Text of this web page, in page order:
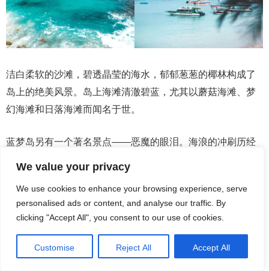
We value your privacy
We use cookies to enhance your browsing experience, serve
personalised ads or content, and analyse our traffic. By
clicking "Accept All", you consent to our use of cookies.
Customise Reject All Accept All
洁白柔软的沙滩，碧透晶莹的海水，郁郁葱葱的椰林构成了
岛上的绝美风景。岛上海滩清澈碧蓝，尤其以蘑菇海滩、梦
幻海滩和日落海滩而闻名于世。
蓝梦岛另有一个著名景点——恶魔的眼泪。海浪的冲刷历经
涌，壮观非凡，令人叹为观止。
天空之门位于Pura Lempuyang寺之上，在这个寺庙可以看到